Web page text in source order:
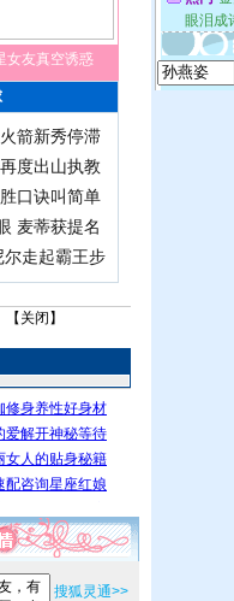
女友真空诱惑
箭新秀停滞
度出山执教
口诀叫简单
麦蒂获提名
尔走起霸王步
【 关闭 】
搜狐灵通>>